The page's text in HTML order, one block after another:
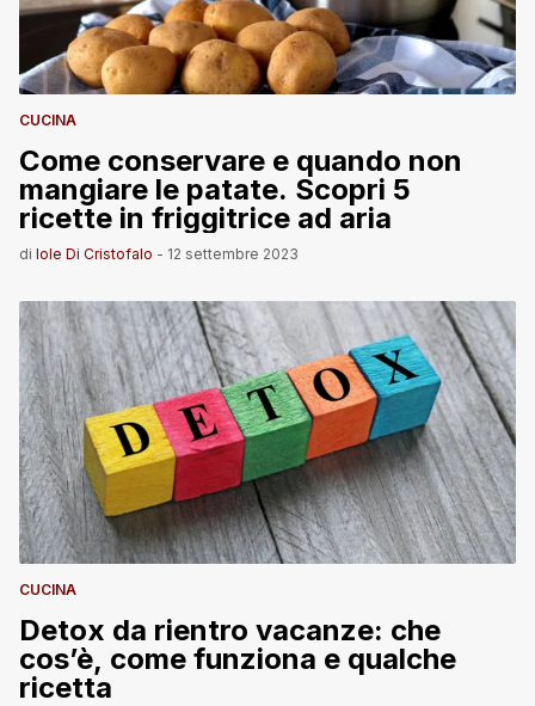
CUCINA
Come conservare e quando non
mangiare le patate. Scopri 5
ricette in friggitrice ad aria
di Iole Di Cristofalo - 12 settembre 2023
CUCINA
Detox da rientro vacanze: che
cos’è, come funziona e qualche
ricetta